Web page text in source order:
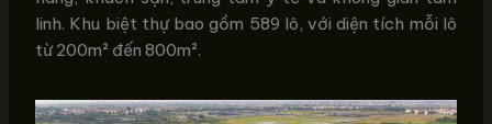
linh. Khu biệt thự bao gồm 589 lô, với diện tích mỗi lô
từ 200m² đến 800m².